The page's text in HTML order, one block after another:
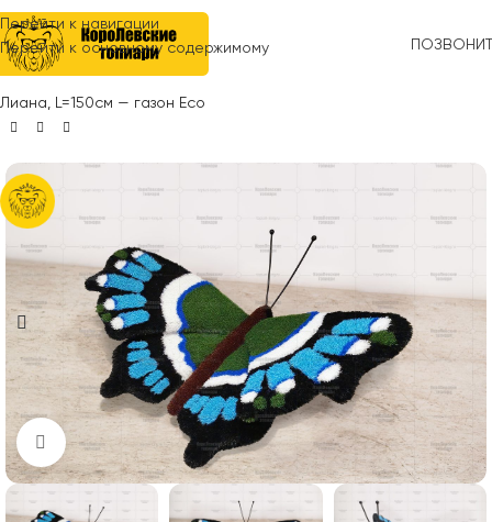
Перейти к навигации
Перейти к основному содержимому
Главная»Топиари»Коллекция бабочек
Лиана, L=150см — газон Есо
Нажмите, чтобы увеличить